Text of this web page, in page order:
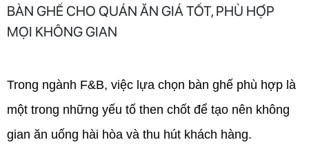
BÀN GHẾ CHO QUÁN ĂN GIÁ TỐT, PHÙ HỢP
MỌI KHÔNG GIAN
Trong ngành F&B, việc lựa chọn bàn ghế phù hợp là
một trong những yếu tố then chốt để tạo nên không
gian ăn uống hài hòa và thu hút khách hàng.